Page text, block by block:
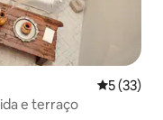
5 de uma
5 (33)
e terraço